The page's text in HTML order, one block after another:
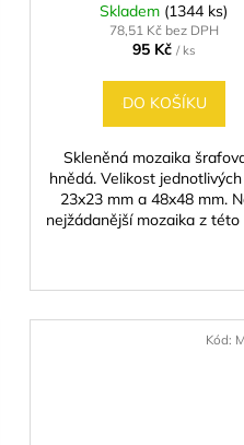
Skladem (1344 ks)
78,51 Kč bez DPH
95 Kč / ks
DO KOŠÍKU
Skleněná mozaika
hnědá. Velikost
23x23 mm a 48x48 mm.
nejžádanější mozaika z této
Kód: